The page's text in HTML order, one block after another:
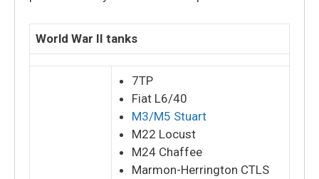
World War II tanks
7TP
Fiat L6/40
M3/M5 Stuart
M22 Locust
M24 Chaffee
Marmon-Herrington CTLS